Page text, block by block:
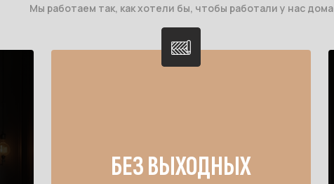
Мы работаем так, как хотели бы, чтобы работали у нас дома
БЕЗ ВЫХОДНЫХ